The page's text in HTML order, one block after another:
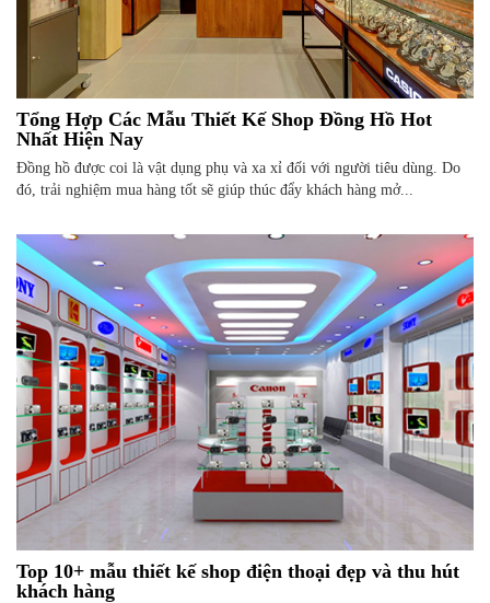
Tổng Hợp Các Mẫu Thiết Kế Shop Đồng Hồ Hot
Nhất Hiện Nay
Đồng hồ được coi là vật dụng phụ và xa xỉ đối với người tiêu dùng. Do
đó, trải nghiệm mua hàng tốt sẽ giúp thúc đẩy khách hàng mở...
Top 10+ mẫu thiết kế shop điện thoại đẹp và thu hút
khách hàng